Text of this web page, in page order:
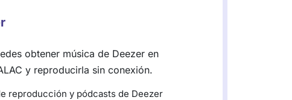
obtener música de Deezer en
y reproducirla sin conexión.
reproducción y pódcasts de Deezer